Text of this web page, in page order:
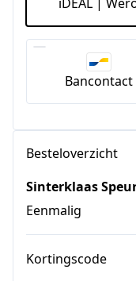
Bancontact
Besteloverzicht
Sinterklaas
Eenmalig
Kortingscode